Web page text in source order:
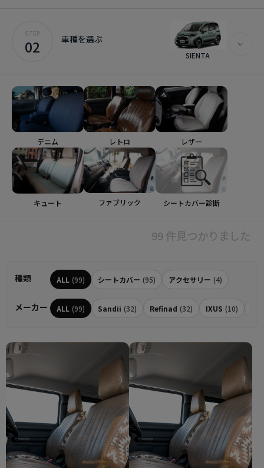
STEP.
02 車種を選ぶ
SIENTA
デニム レトロ レザー
キュート ファブリック シートカバー診断
99 件見つかりました
種類 ALL (99) シートカバー (95) アクセサリー (4)
メーカー ALL (99) Sandii (32) Refinad (32) IXUS (10)